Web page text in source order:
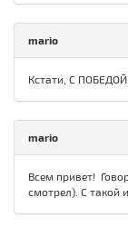
mario
Кстати, С
mario
Всем привет!
смотрел). С такой